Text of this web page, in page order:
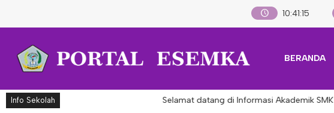
10:41:17
BERANDA
Info Sekolah Selamat datang di Informasi Akademik SMK